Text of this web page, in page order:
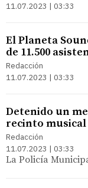
11.07.2023 | 03:33
El Planeta
de 11.500
Redacción
11.07.2023 | 03:33
Detenido un
recinto musical
Redacción
11.07.2023 | 03:33
La Policía